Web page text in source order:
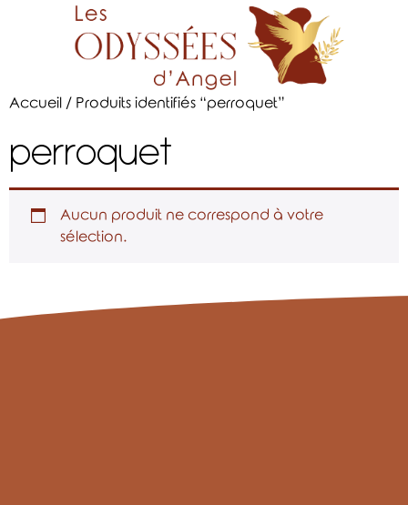
Accueil / Produits identifiés “perroquet”
perroquet
Aucun produit ne correspond à votre
sélection.